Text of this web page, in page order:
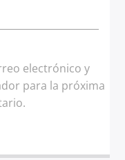
electrónico y
para la próxima